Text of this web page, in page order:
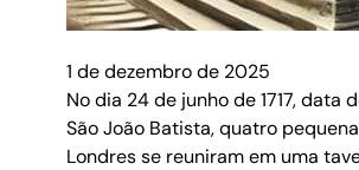
1 de dezembro de 2025
No dia 24 de junho de 1717, data
São João Batista, quatro
Londres se reuniram em uma